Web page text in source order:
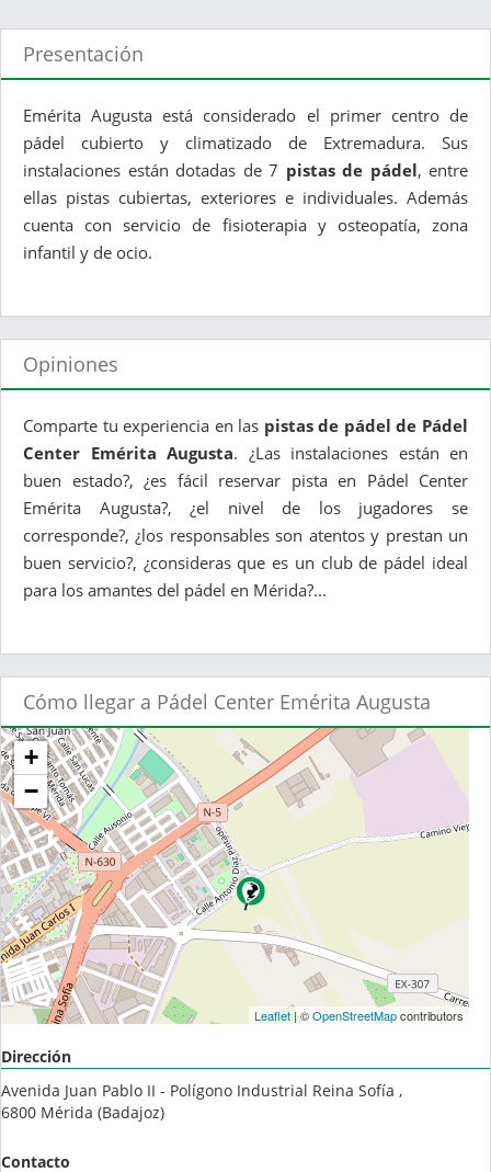
Presentación
Emérita Augusta está considerado el primer centro de
pádel cubierto y climatizado de Extremadura. Sus
instalaciones están dotadas de 7 pistas de pádel, entre
ellas pistas cubiertas, exteriores e individuales. Además
cuenta con servicio de fisioterapia y osteopatía, zona
infantil y de ocio.
Opiniones
Comparte tu experiencia en las pistas de pádel de Pádel
Center Emérita Augusta. ¿Las instalaciones están en
buen estado?, ¿es fácil reservar pista en Pádel Center
Emérita Augusta?, ¿el nivel de los jugadores se
corresponde?, ¿los responsables son atentos y prestan un
buen servicio?, ¿consideras que es un club de pádel ideal
para los amantes del pádel en Mérida?...
Cómo llegar a Pádel Center Emérita Augusta
+
−
Leaflet| ©OpenStreetMapcontributors
Dirección
Avenida Juan Pablo II - Polígono Industrial Reina Sofía ,
6800 Mérida (Badajoz)
Contacto